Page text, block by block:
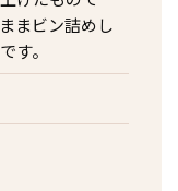
まビン詰めし
す。